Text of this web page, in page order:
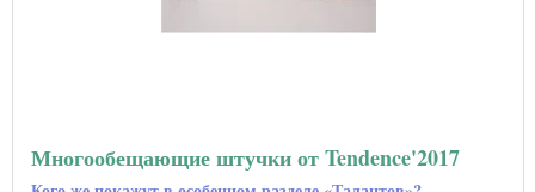
Многообещающие штучки от Tendence'2017